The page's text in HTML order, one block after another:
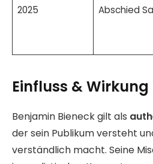
2025 Abschied
Einfluss &
Benjamin Bieneck gilt als
der sein Publikum versteht
verständlich macht. Seine